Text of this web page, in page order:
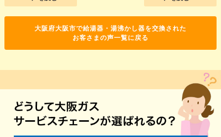
大阪府大阪市で給湯器・湯沸かし器を交換された
お客さまの声一覧に戻る